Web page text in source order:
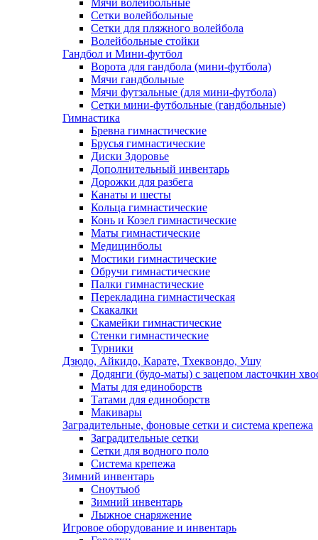
Мячи волейбольные
Сетки волейбольные
Сетки для пляжного волейбола
Волейбольные стойки
Гандбол и Мини-футбол
Ворота для гандбола (мини-футбола)
Мячи гандбольные
Мячи футзальные (для мини-футбола)
Сетки мини-футбольные (гандбольные)
Гимнастика
Бревна гимнастические
Брусья гимнастические
Диски Здоровье
Дополнительный инвентарь
Дорожки для разбега
Канаты и шесты
Кольца гимнастические
Конь и Козел гимнастические
Маты гимнастические
Медицинболы
Мостики гимнастические
Обручи гимнастические
Палки гимнастические
Перекладина гимнастическая
Скакалки
Скамейки гимнастические
Стенки гимнастические
Турники
Дзюдо, Айкидо, Карате, Тхеквондо, Ушу
Додянги (будо-маты) с зацепом ласточкин
Маты для единоборств
Татами для единоборств
Макивары
Заградительные, фоновые сетки и система крепежа
Заградительные сетки
Сетки для водного поло
Система крепежа
Зимний инвентарь
Сноутьюб
Зимний инвентарь
Лыжное снаряжение
Игровое оборудование и инвентарь